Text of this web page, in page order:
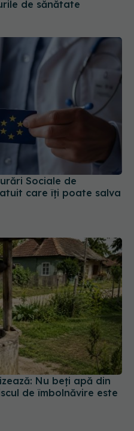
de sănătate
Sociale de
care îți poate salva
Nu beți apă din
de îmbolnăvire este